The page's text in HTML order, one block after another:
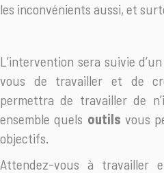
les inconvénients aussi, et
L’intervention sera suivie
vous de travailler et de
permettra de travailler de
ensemble quels outils vous
objectifs.
Attendez-vous à travailler